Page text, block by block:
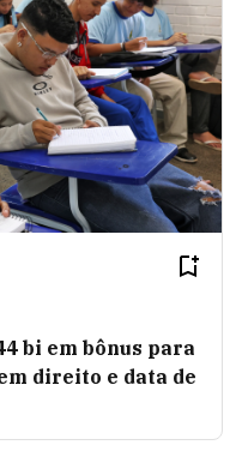
bi em bônus para
direito e data de